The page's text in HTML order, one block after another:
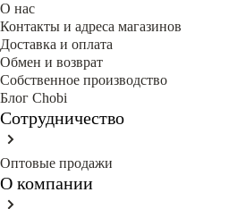
О нас
Контакты и адреса магазинов
Доставка и оплата
Обмен и возврат
Собственное производство
Блог Сhobi
Сотрудничество
Оптовые продажи
О компании